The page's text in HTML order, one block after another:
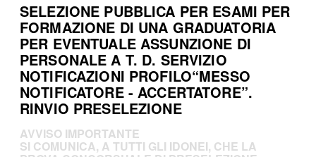
SELEZIONE PUBBLICA PER ESAMI PER
FORMAZIONE DI UNA GRADUATORIA
PER EVENTUALE ASSUNZIONE DI
PERSONALE A T. D. SERVIZIO
NOTIFICAZIONI PROFILO“MESSO
NOTIFICATORE - ACCERTATORE”.
RINVIO PRESELEZIONE
AVVISO IMPORTANTE
SI COMUNICA, A TUTTI GLI IDONEI, CHE LA